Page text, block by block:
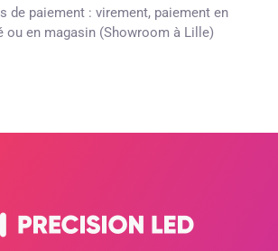
de paiement : virement, paiement en
ou en magasin (Showroom à Lille)